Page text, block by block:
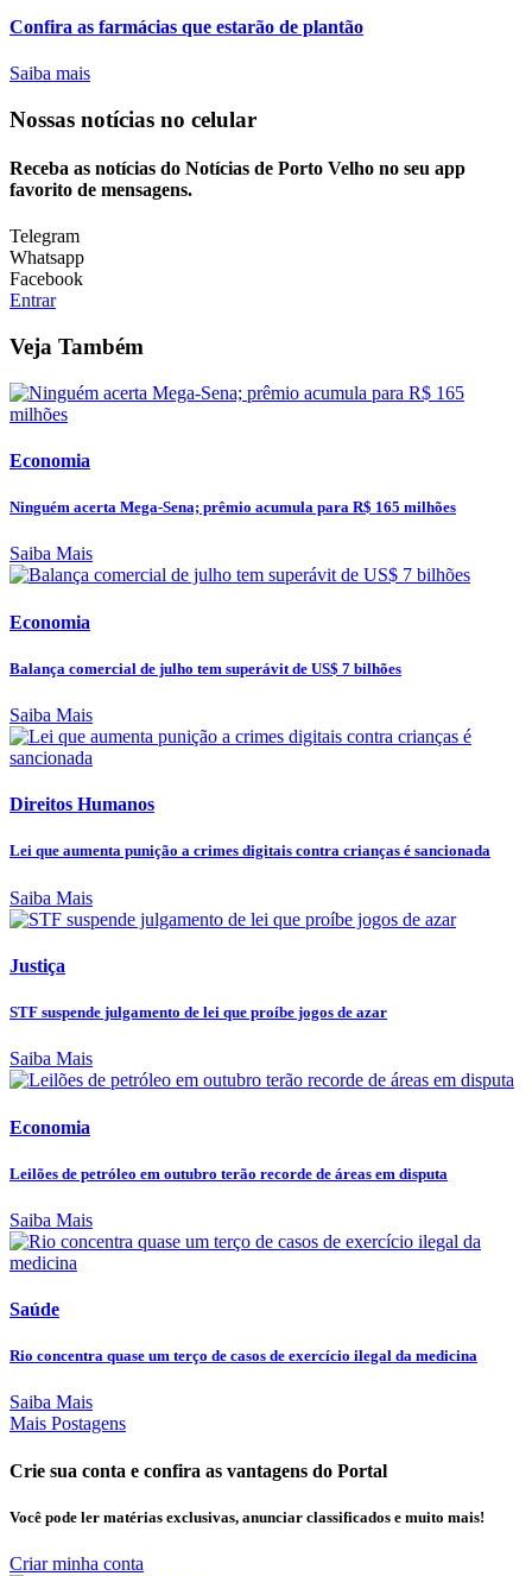
Confira as farmácias que estarão de plantão
Saiba mais
Nossas notícias no celular
Receba as notícias do Notícias de Porto Velho no seu app
favorito de mensagens.
Telegram
Whatsapp
Facebook
Entrar
Veja Também
Economia
Ninguém acerta Mega-Sena; prêmio acumula para R$ 165 milhões
Saiba Mais
Economia
Balança comercial de julho tem superávit de US$ 7 bilhões
Saiba Mais
Direitos Humanos
Lei que aumenta punição a crimes digitais contra crianças é sancionada
Saiba Mais
Justiça
STF suspende julgamento de lei que proíbe jogos de azar
Saiba Mais
Economia
Leilões de petróleo em outubro terão recorde de áreas em disputa
Saiba Mais
Saúde
Rio concentra quase um terço de casos de exercício ilegal da medicina
Saiba Mais
Mais Postagens
Crie sua conta e confira as vantagens do Portal
Você pode ler matérias exclusivas, anunciar classificados e muito mais!
Criar minha conta